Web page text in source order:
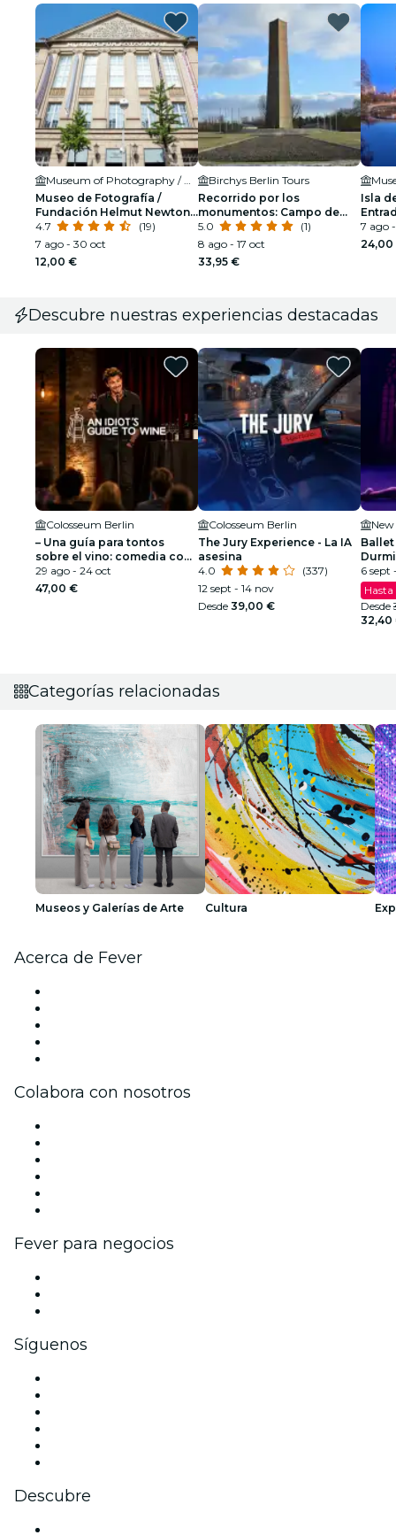
Museo de Fotografía /
Fundación Helmut Newton:
Entrada
4.7
(19)
7 ago - 30 oct
12,00 €
Birchys Berlin Tours
Recorrido por los
monumentos: Campo de
concentración de
Sachsenhausen, con guía
incluido
5.0
(1)
8 ago - 17 oct
33,95 €
Isla
7 ago
24,00
Descubre nuestras experiencias destacadas
Colosseum Berlin
– Una guía para tontos
sobre el vino: comedia con
vino
29 ago - 24 oct
47,00 €
Colosseum Berlin
The Jury Experience - La IA
asesina
4.0
(337)
12 sept - 14 nov
Desde 39,00 €
Ballet
6 sept
Hasta
Desde
32,40
Categorías relacionadas
Museos y Galerías de Arte Cultura
Acerca de Fever
Colabora con nosotros
Fever para negocios
Síguenos
Descubre